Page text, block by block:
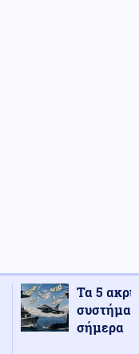
Τα 5
σήμερα